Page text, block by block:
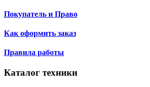
Покупатель и Право
Как оформить заказ
Правила работы
Каталог техники